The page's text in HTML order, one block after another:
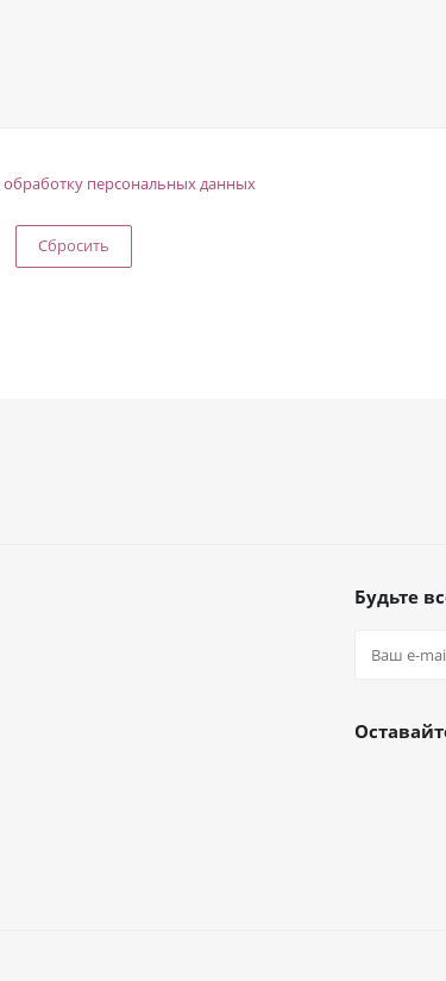
обработку персональных данных
Сбросить
Будьте